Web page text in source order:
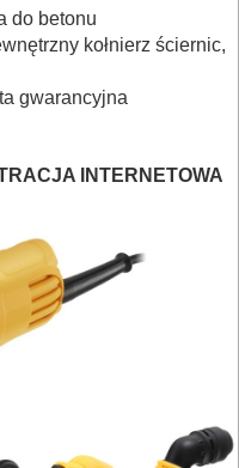
do betonu
kołnierz ściernic,
gwarancyjna
INTERNETOWA